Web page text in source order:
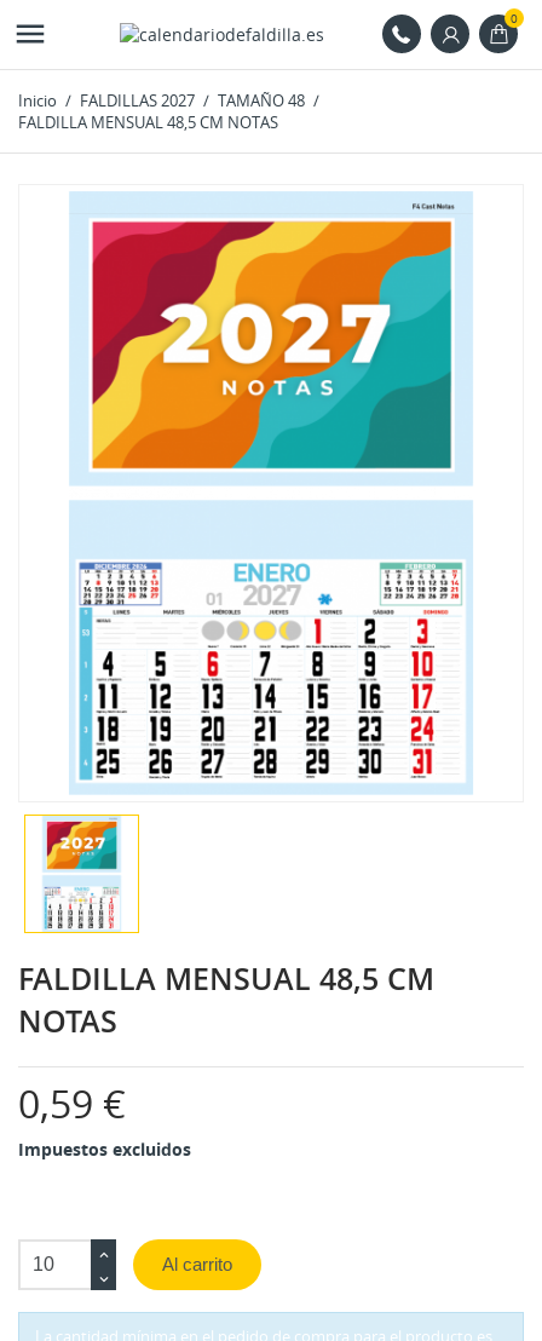
 0
Inicio FALDILLAS 2027
TAMAÑO 48
FALDILLA MENSUAL 48,5 CM NOTAS
FALDILLA MENSUAL 48,5 CM
NOTAS
0,59 €
Impuestos excluidos
Al carrito
La cantidad mínima en el pedido de compra para el producto es